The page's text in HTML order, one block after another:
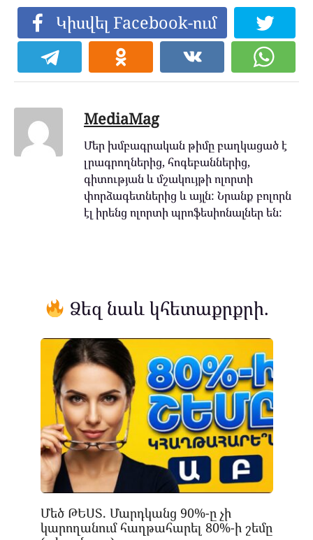
Կիսվել Facebook-ում
MediaMag
Մեր խմբագրական թիմը բաղկացած է
լրագրողներից, հոգեբաններից,
գիտության և մշակույթի ոլորտի
փորձագետներից և այլն: Նրանք բոլորն
էլ իրենց ոլորտի պրոֆեսիոնալներ են:
Ձեզ նաև կհետաքրքրի.
Մեծ ԹԵՍՏ. Մարդկանց 90%-ը չի
կարողանում հաղթահարել 80%-ի շեմը